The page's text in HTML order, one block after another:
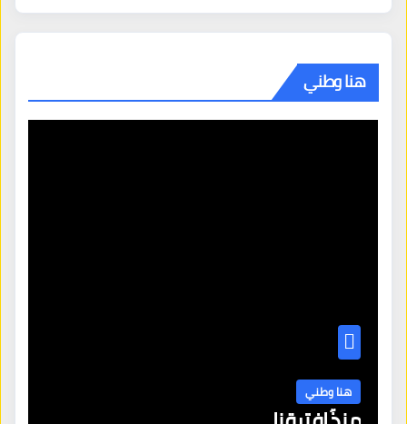
هنا وطني
هنا وطني